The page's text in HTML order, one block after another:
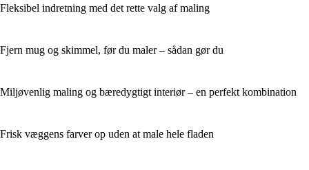
Fleksibel indretning med det rette valg af maling
Fjern mug og skimmel, før du maler – sådan gør du
Miljøvenlig maling og bæredygtigt interiør – en perfekt kombination
Frisk væggens farver op uden at male hele fladen